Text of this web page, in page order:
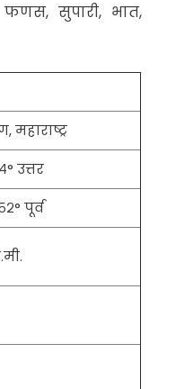
सुपारी, भात,
उत्तर
पूर्व